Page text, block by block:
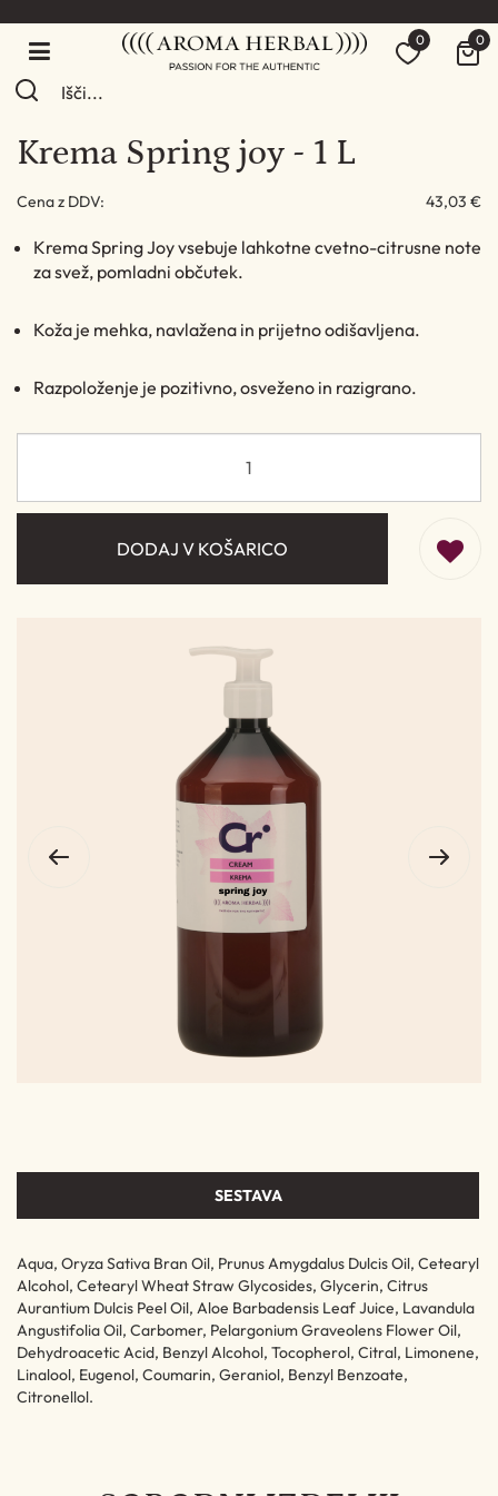
0 0
SESTAVA
Aqua, Oryza Sativa Bran Oil, Prunus Amygdalus Dulcis Oil, Cetearyl
Alcohol, Cetearyl Wheat Straw Glycosides, Glycerin, Citrus
Aurantium Dulcis Peel Oil, Aloe Barbadensis Leaf Juice, Lavandula
Angustifolia Oil, Carbomer, Pelargonium Graveolens Flower Oil,
Dehydroacetic Acid, Benzyl Alcohol, Tocopherol, Citral, Limonene,
Linalool, Eugenol, Coumarin, Geraniol, Benzyl Benzoate,
Citronellol.
Krema Spring joy - 1 L
Cena z DDV: 43,03 €
Krema Spring Joy vsebuje lahkotne cvetno-citrusne note
za svež, pomladni občutek.
Koža je mehka, navlažena in prijetno odišavljena.
Razpoloženje je pozitivno, osveženo in razigrano.
DODAJ V KOŠARICO